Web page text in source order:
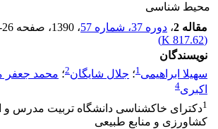
محیط شناسی
مقاله 2
، دوره 37، شماره 57 ، 1390 ، صفحه 26
(
817.62 K
)
نویسندگان
سهیلا ابراهیمی1؛ جلال شایگان2؛ محمد جعفر
اکبری4
1دکترای خاکشناسی دانشگاه تربیت مدرس و
کشاورزی و منابع طبیعی